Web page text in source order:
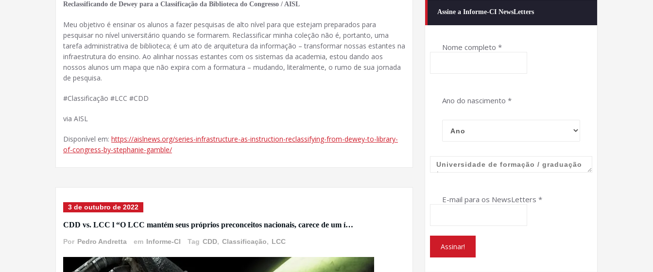
Reclassificando de Dewey para a Classificação da Biblioteca do Congresso / AISL
Meu objetivo é ensinar os alunos a fazer pesquisas de alto nível para que estejam preparados para
pesquisar no nível universitário quando se formarem. Reclassificar minha coleção não é, portanto, uma
tarefa administrativa de biblioteca; é um ato de arquitetura da informação – transformar nossas estantes na
infraestrutura do ensino. Ao alinhar nossas estantes com os sistemas da academia, estou dando aos
nossos alunos um mapa que não expira com a formatura – mudando, literalmente, o rumo de sua jornada
de pesquisa.
#Classificação #LCC #CDD
via AISL
Disponível em: https://aislnews.org/series-infrastructure-as-instruction-reclassifying-from-dewey-to-library-
of-congress-by-stephanie-gamble/
3 de outubro de 2022
CDD vs. LCC l “O LCC mantém seus próprios preconceitos nacionais, carece de um í…
Por Pedro Andretta em Informe-CI Tag CDD, Classificação, LCC
Assine a Informe-CI NewsLetters
Nome completo *
Ano do nascimento *
E-mail para os NewsLetters *